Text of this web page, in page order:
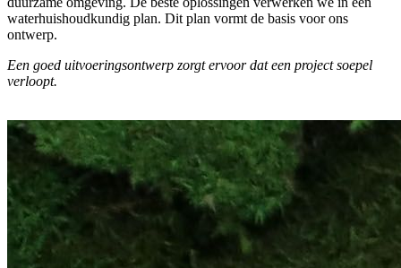
waterhuishoudkundig plan. Dit plan vormt de basis voor ons
ontwerp.
Een goed uitvoeringsontwerp zorgt ervoor dat een project soepel
verloopt.